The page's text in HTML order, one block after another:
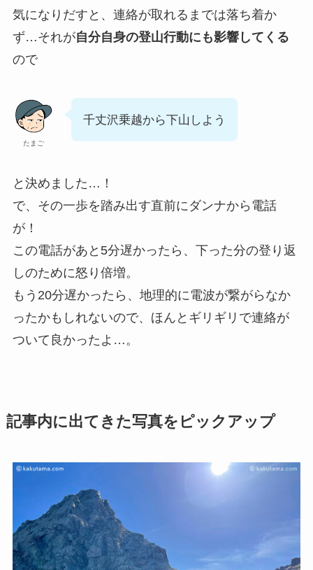
気になりだすと、連絡が取れるまでは落ち着か
ず…それが自分自身の登山行動にも影響してくる
ので
たまご
千丈沢乗越から下山しよう
と決めました…！
で、その一歩を踏み出す直前にダンナから電話
が！
この電話があと5分遅かったら、下った分の登り返
しのために怒り倍増。
もう20分遅かったら、地理的に電波が繋がらなか
ったかもしれないので、ほんとギリギリで連絡が
ついて良かったよ…。
記事内に出てきた写真をピックアップ